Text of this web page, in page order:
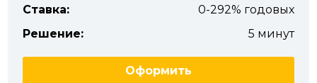
Ставка:
0-292% годовых
Решение:
5 минут
Оформить